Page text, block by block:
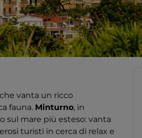
vanta un ricco
fauna. Minturno, in
sul mare più esteso: vanta
turisti in cerca di relax e